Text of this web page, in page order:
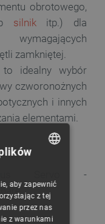
obrotowego,
silnikitp.) dla
wymagających
zamkniętej.
idealny wybór
czworonożnych
i innych
elementami.
Servo -
CZECH
ENGLISH
aby zapewnić
z tej
przez nas
z warunkami